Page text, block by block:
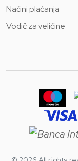
Načini plaćanja
Vodič za veličine